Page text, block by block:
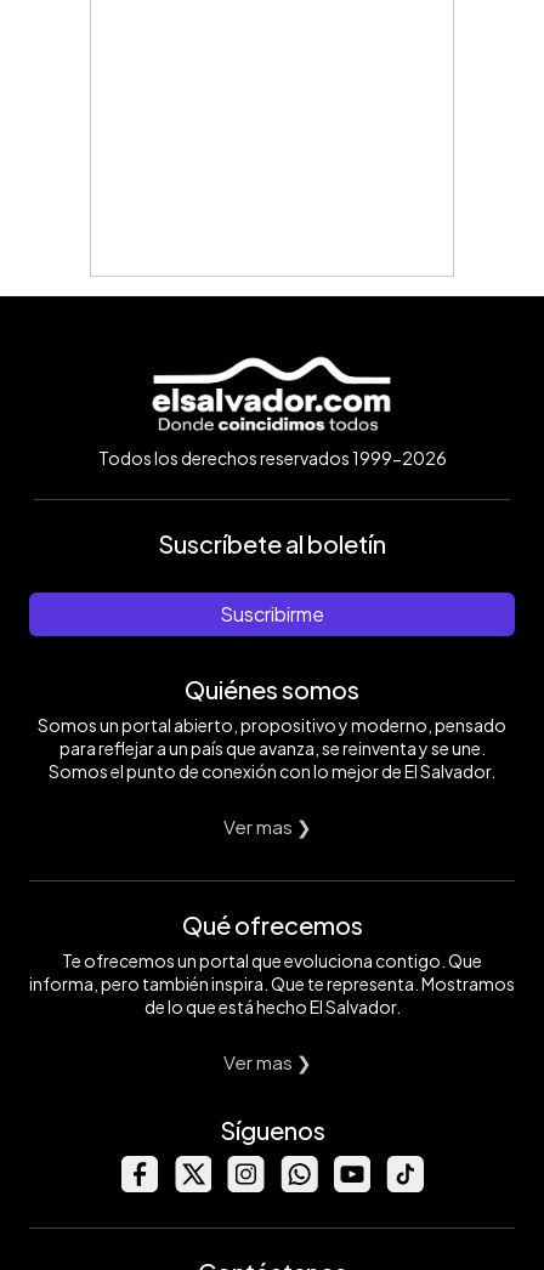
Todos los derechos reservados 1999-2026
Suscríbete al boletín
Suscribirme
Quiénes somos
Somos un portal abierto, propositivo y moderno, pensado
para reflejar a un país que avanza, se reinventa y se une.
Somos el punto de conexión con lo mejor de El Salvador.
Ver mas ❯
Qué ofrecemos
Te ofrecemos un portal que evoluciona contigo. Que
informa, pero también inspira. Que te representa. Mostramos
de lo que está hecho El Salvador.
Ver mas ❯
Síguenos